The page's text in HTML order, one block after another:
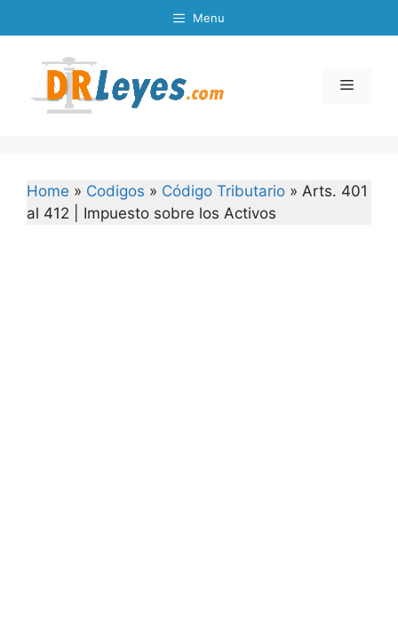
to
Menu
Menu
Home » Codigos » Código Tributario » Arts. 401
al 412 | Impuesto sobre los Activos